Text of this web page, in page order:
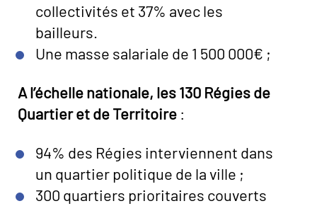
collectivités et 37% avec les
bailleurs.
Une masse salariale de 1 500 000€ ;
A l’échelle nationale, les 130 Régies de
Quartier et de Territoire :
94% des Régies interviennent dans
un quartier politique de la ville ;
300 quartiers prioritaires couverts